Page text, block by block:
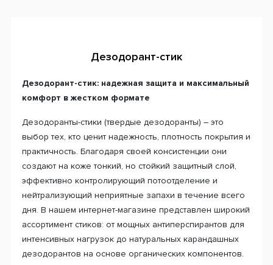
Дезодорант-стик
Дезодорант-стик: надежная защита и максимальный
комфорт в жестком формате
Дезодоранты-стики (твердые дезодоранты) – это
выбор тех, кто ценит надежность, плотность покрытия и
практичность. Благодаря своей консистенции они
создают на коже тонкий, но стойкий защитный слой,
эффективно контролирующий потоотделение и
нейтрализующий неприятные запахи в течение всего
дня. В нашем интернет-магазине представлен широкий
ассортимент стиков: от мощных антиперспирантов для
интенсивных нагрузок до натуральных карандашных
дезодорантов на основе органических компонентов.